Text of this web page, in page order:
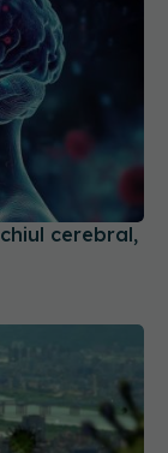
cerebral,